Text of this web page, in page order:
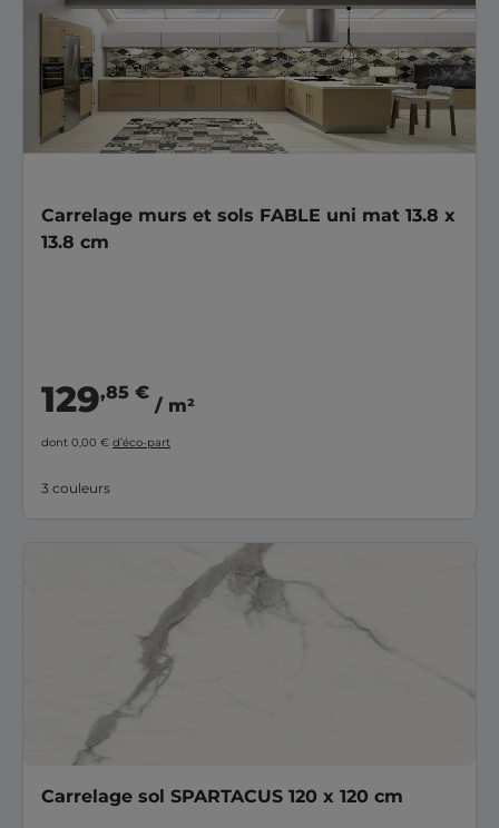
Carrelage murs et sols FABLE uni mat 13.8 x
13.8 cm
129,85 €
/ m²
dont 0,00 € d’éco-part
3 couleurs
Carrelage sol SPARTACUS 120 x 120 cm